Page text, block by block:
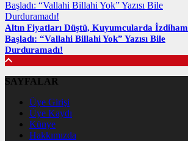
Altın Fiyatları Düştü, Kuyumcularda İzdiham
Başladı: “Vallahi Billahi Yok” Yazısı Bile
Durduramadı!
SAYFALAR
Üye Girişi
Üye Kaydı
Künye
Hakkımızda